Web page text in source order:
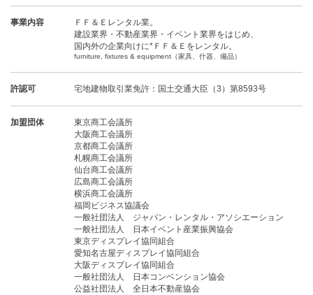
事業内容
ＦＦ＆Ｅレンタル業。
建設業界・不動産業界・イベント業界をはじめ、
国内外の企業向けに*ＦＦ＆Ｅをレンタル。
furniture, fixtures & equipment（家具、什器、備品）
許認可 宅地建物取引業免許：国土交通大臣（3）第8593号
加盟団体
東京商工会議所
大阪商工会議所
京都商工会議所
札幌商工会議所
仙台商工会議所
広島商工会議所
横浜商工会議所
福岡ビジネス協議会
一般社団法人 ジャパン・レンタル・アソシエーション
一般社団法人 日本イベント産業振興協会
東京ディスプレイ協同組合
愛知名古屋ディスプレイ協同組合
大阪ディスプレイ協同組合
一般社団法人 日本コンベンション協会
公益社団法人 全日本不動産協会